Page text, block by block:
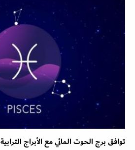
توافق برج الحوت المائي مع الأبراج الترابية